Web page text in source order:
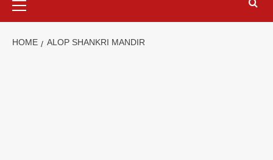
Menu
HOME ALOP SHANKRI MANDIR